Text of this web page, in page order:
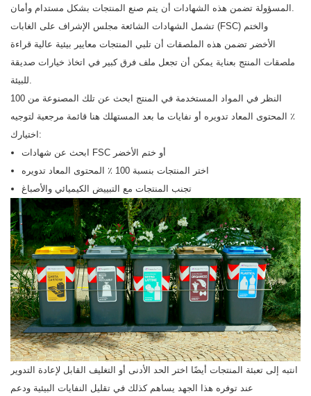
تشمل الشهادات الشائعة مجلس الإشراف على الغابات (FSC) والختم
الأخضر تضمن هذه الملصقات أن تلبي المنتجات معايير بيئية عالية قراءة
ملصقات المنتج بعناية يمكن أن تجعل ملف فرق كبير في اتخاذ خيارات صديقة
النظر في المواد المستخدمة في المنتج ابحث عن تلك المصنوعة من 100
٪ المحتوى المعاد تدويره أو نفايات ما بعد المستهلك هنا قائمة مرجعية لتوجيه
اختيارك:
ابحث عن شهادات FSC أو ختم الأخضر
اختر المنتجات بنسبة 100 ٪ المحتوى المعاد تدويره
تجنب المنتجات مع التبييض الكيميائي والأصباغ
انتبه إلى تعبئة المنتجات أيضًا اختر الحد الأدنى أو التغليف القابل لإعادة التدوير
عند توفره هذا الجهد يساهم كذلك في تقليل النفايات البيئية ودعم